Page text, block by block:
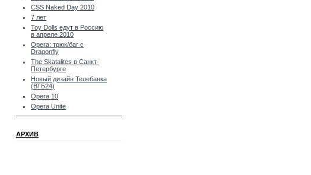
CSS Naked Day 2010
7 лет
Toy Dolls едут в Россию
в апреле 2010
Opera: трюк/баг с
Dragonfly
The Skatalites в Санкт-
Петербурге
Новый дизайн Телебанка
(ВТБ24)
Opera 10
Opera Unite
АРХИВ